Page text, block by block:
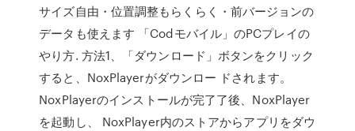
サイズ自由・位置調整もらくらく・前バージョンの
データも使えます 「Codモバイル」のPCプレイの
やり方. 方法1、「ダウンロード」ボタンをクリック
すると、NoxPlayerがダウンロー ドされます。
NoxPlayerのインストールが完了了後、NoxPlayer
を起動し、 NoxPlayer内のストアからアプリをダウ